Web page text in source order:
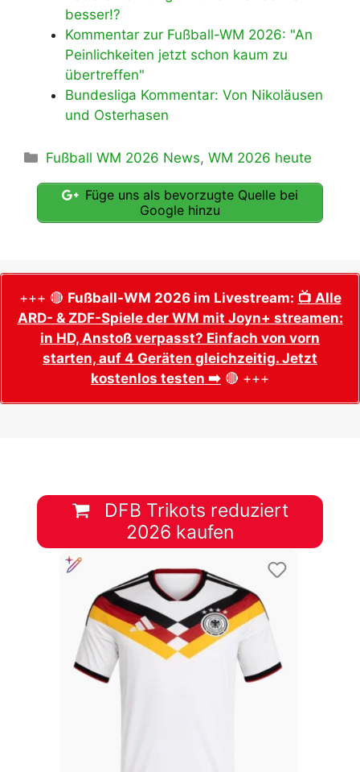
besser!?
Kommentar zur Fußball-WM 2026: "An
Peinlichkeiten jetzt schon kaum zu
übertreffen"
Bundesliga Kommentar: Von Nikoläusen
und Osterhasen
Kategorien
Fußball WM 2026 News,WM 2026 heute
Füge uns als bevorzugte Quelle bei
Google hinzu
+++ 🔴 Fußball-WM 2026 im Livestream: 📺 Alle
ARD- & ZDF-Spiele der WM mit Joyn+ streamen:
in HD, Anstoß verpasst? Einfach von vorn
starten, auf 4 Geräten gleichzeitig. Jetzt
kostenlos testen ➡️ 🔴 +++
DFB Trikots reduziert
2026 kaufen